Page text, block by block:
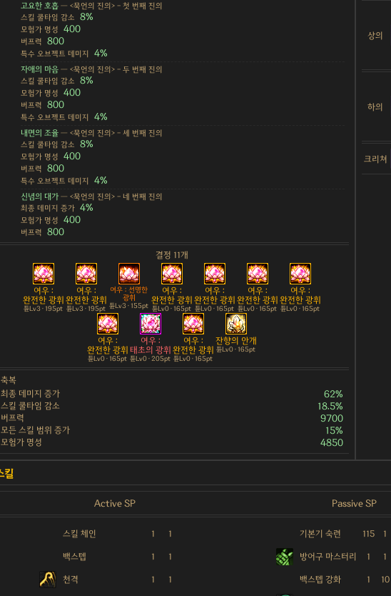
고요한 호흡 — <묵언의 진의> - 첫 번째 진의
스킬 쿨타임 감소 8%
모험가 명성 400
버프력 800
특수 오브젝트 데미지 4%
자애의 마음 — <묵언의 진의> - 두 번째 진의
스킬 쿨타임 감소 8%
모험가 명성 400
버프력 800
특수 오브젝트 데미지 4%
내면의 조율 — <묵언의 진의> - 세 번째 진의
스킬 쿨타임 감소 8%
모험가 명성 400
버프력 800
특수 오브젝트 데미지 4%
신념의 대가 — <묵언의 진의> - 네 번째 진의
최종 데미지 증가 4%
모험가 명성 400
버프력 800
결정 11개
여우 :
완전한 광휘
튠Lv3 · 195pt
여우 :
완전한 광휘
튠Lv3 · 195pt
여우 : 선명한
광휘
튠Lv3 · 155pt
여우 :
완전한 광휘
튠Lv0 · 165pt
여우 :
완전한 광휘
튠Lv0 · 165pt
여우 :
완전한 광휘
튠Lv0 · 165pt
여우 :
완전한 광휘
튠Lv0 · 165pt
여우 :
완전한 광휘
튠Lv0 · 165pt
여우 :
태초의 광휘
튠Lv0 · 205pt
여우 :
완전한 광휘
튠Lv0 · 165pt
잔향의 안개
튠Lv0 · 165pt
축복
최종 데미지 증가
62%
스킬 쿨타임 감소 18.5%
버프력 9700
모든 스킬 범위 증가 15%
모험가 명성 4850
상의
하의
크리쳐
Active SP Passive SP
스킬 체인 1 1
백스텝 1 1
천격 1 1
기본기 숙련 115 1
방어구 마스터리 1 1
백스텝 강화 1 10